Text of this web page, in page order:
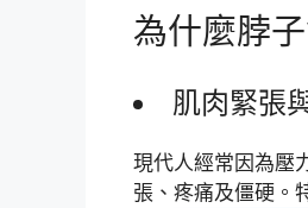
為什麼脖
肌肉緊張
現代人經常因為壓
張、疼痛及僵硬。